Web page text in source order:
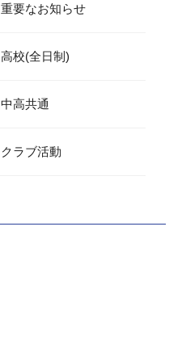
重要なお知らせ
高校(全日制)
中高共通
クラブ活動